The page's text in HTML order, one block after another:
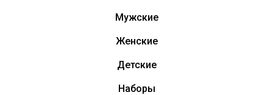
Мужские
Женские
Детские
Наборы